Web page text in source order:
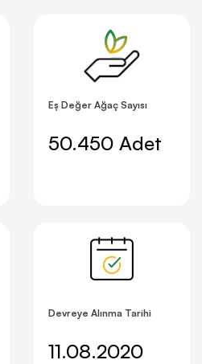
Eş Değer Ağaç Sayısı
50.450 Adet
Devreye Alınma Tarihi
11.08.2020